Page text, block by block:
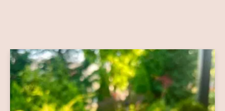
режисерите не се луѓе што снимаат
филмови. Туку луѓе што одбиваат да поминат
покрај светот пребрзо.